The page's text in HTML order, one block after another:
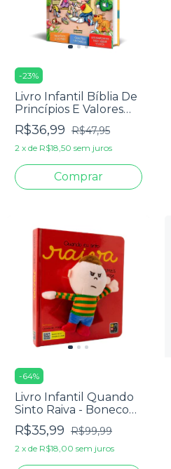
-23%
Livro Infantil Bíblia De
Princípios E Valores
Com Palabritas - Capa
Dura
R$36,99 R$47,95
2 x de R$18,50 sem juros
-64%
Livro Infantil Quando
Sinto Raiva - Boneco
Edi De Pano - James
Misse
R$35,99 R$99,99
2 x de R$18,00 sem juros